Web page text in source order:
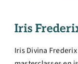
Iris
Iris Divina